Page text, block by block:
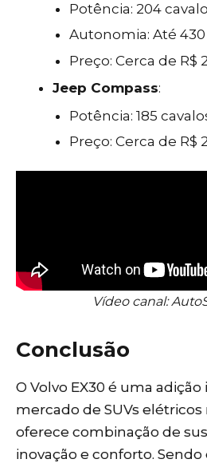
Potência: 204
Autonomia: Até
Preço: Cerca de R$
Jeep Compass:
Potência: 185
Preço: Cerca de R$
Vídeo canal:
Conclusão
O Volvo EX30 é uma
mercado de SUVs elétricos
oferece combinação de
inovação e conforto.